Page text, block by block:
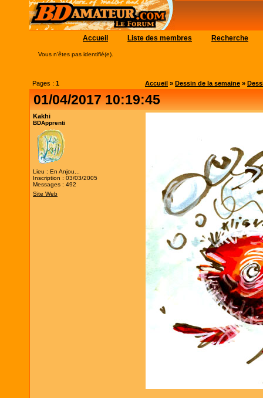
Accueil Liste des membres Recherche
Vous n'êtes pas identifié(e).
Pages : 1 Accueil » Dessin de la semaine »
01/04/2017 10:19:45
Kakhi
BDApprenti
Lieu : En Anjou...
Inscription : 03/03/2005
Messages : 492
Site Web